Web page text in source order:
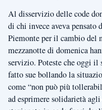
Al disservizio delle code
di chi invece aveva
Piemonte per il cambio del
mezzanotte di domenica
servizio. Poteste che oggi il
fatto sue bollando la
come “non può più
ad esprimere solidarietà